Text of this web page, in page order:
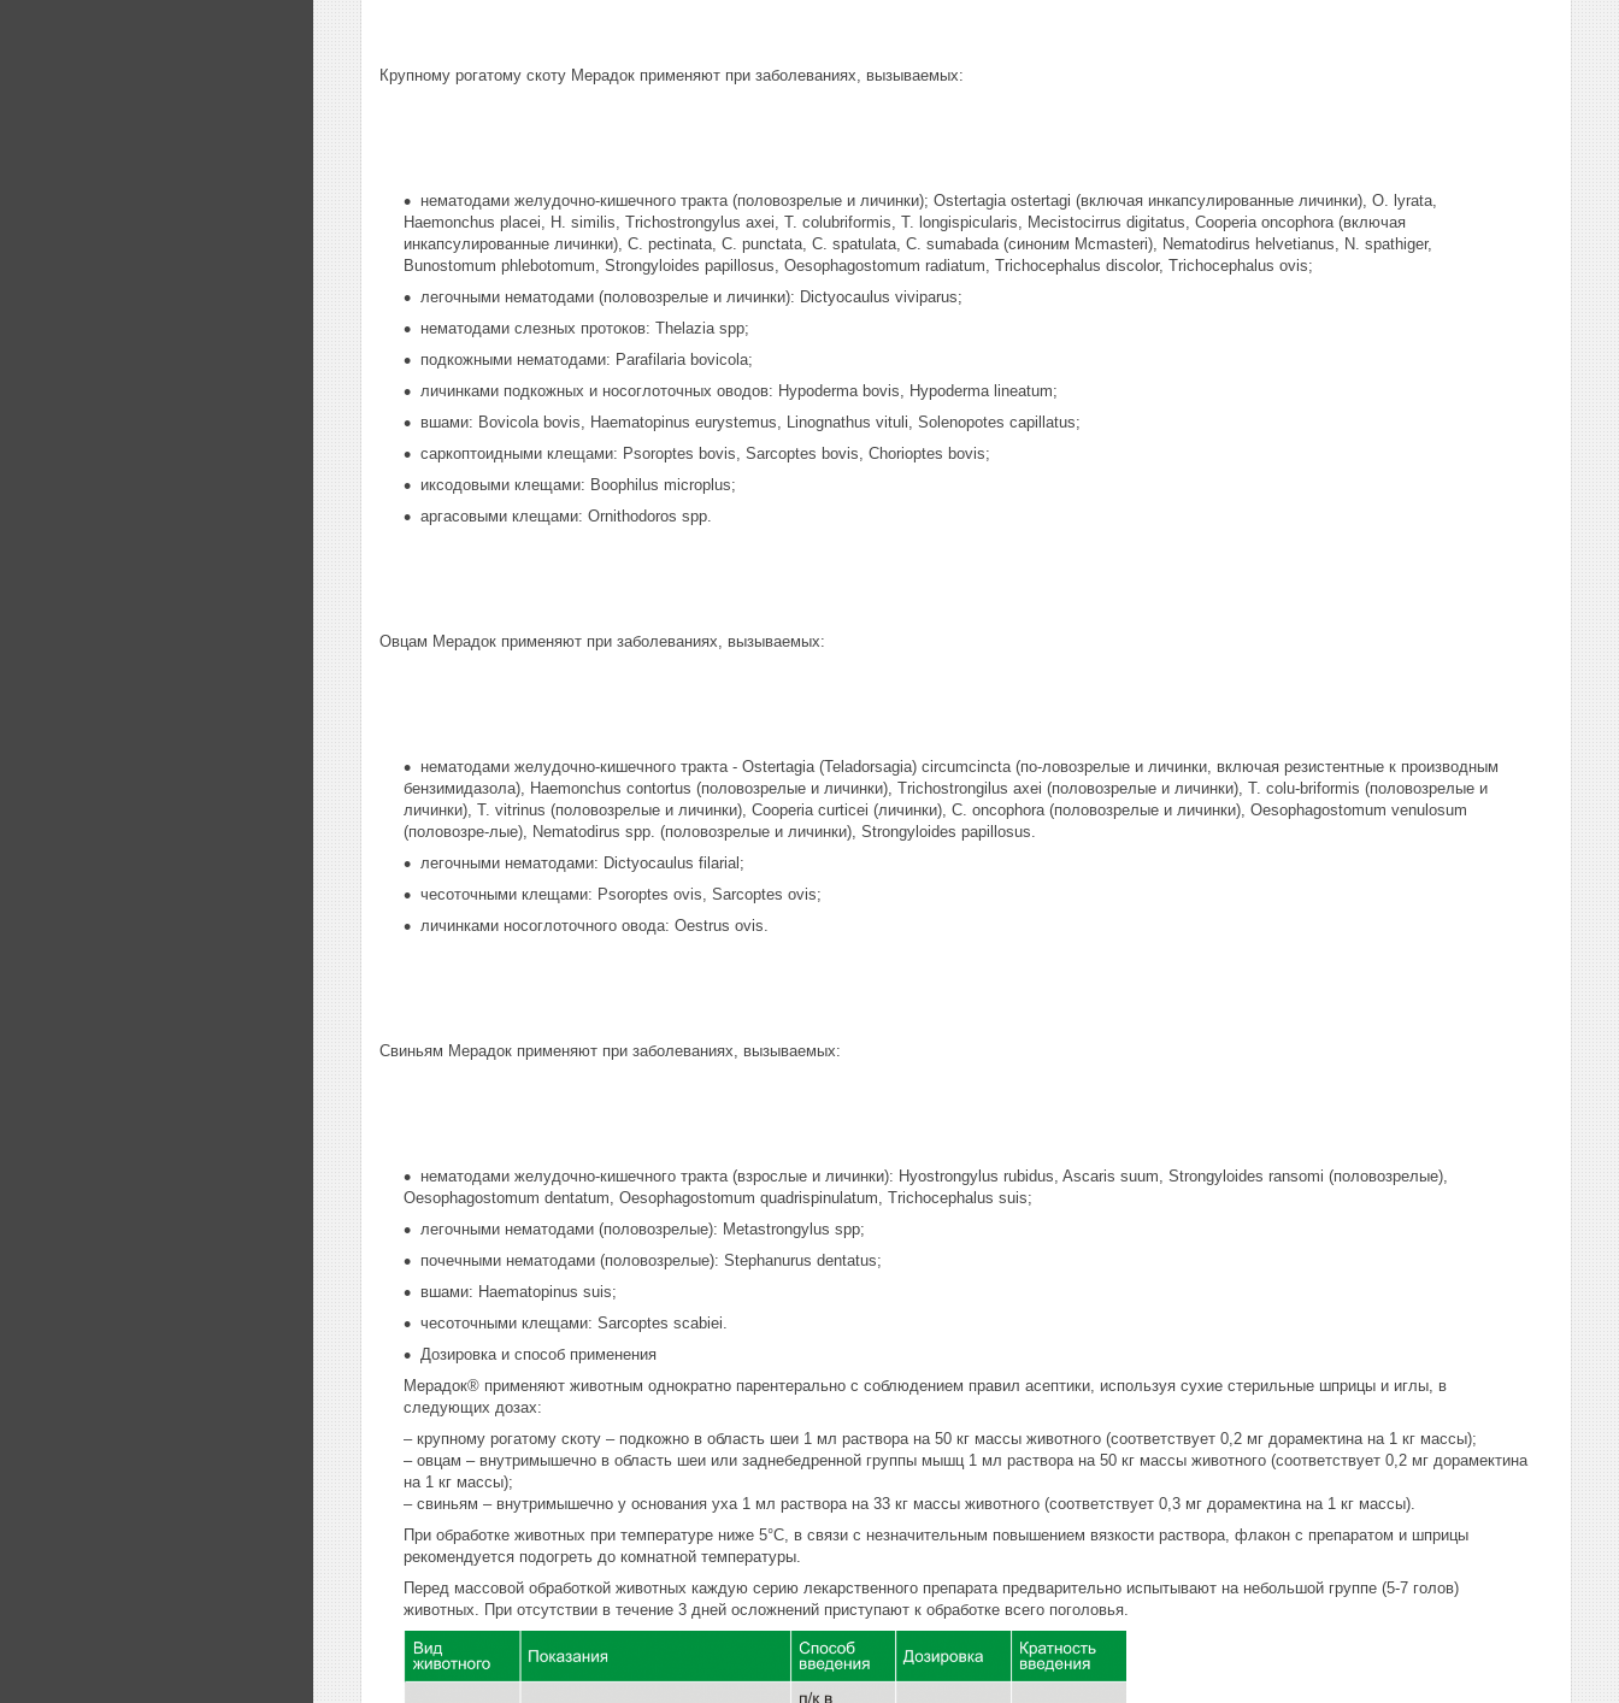
Крупному рогатому скоту Мерадок применяют при заболеваниях, вызываемых:
нематодами желудочно-кишечного тракта (половозрелые и личинки); Ostertagia ostertagi (включая инкапсулированные личинки), О. lyrata,
Haemonchus placei, H. similis, Trichostrongylus axei, T. colubriformis, T. longispicularis, Mecistocirrus digitatus, Cooperia oncophora (включая
инкапсулированные личинки), C. pectinata, C. punctata, C. spatulata, C. sumabada (синоним Мcmasteri), Nematodirus helvetianus, N. spathiger,
Bunostomum phlebotomum, Strongyloides papillosus, Oesophagostomum radiatum, Trichocephalus discolor, Trichocephalus ovis;
легочными нематодами (половозрелые и личинки): Dictyocaulus viviparus;
нематодами слезных протоков: Thelazia spp;
подкожными нематодами: Parafilaria bovicola;
личинками подкожных и носоглоточных оводов: Hypoderma bovis, Hypoderma lineatum;
вшами: Bovicola bovis, Haematopinus eurystemus, Linognathus vituli, Solenopotes capillatus;
саркоптоидными клещами: Psoroptes bovis, Sarcoptes bovis, Chorioptes bovis;
иксодовыми клещами: Boophilus microplus;
аргасовыми клещами: Ornithodoros spp.
Овцам Мерадок применяют при заболеваниях, вызываемых:
нематодами желудочно-кишечного тракта - Ostertagia (Teladorsagia) circumcincta (по-ловозрелые и личинки, включая резистентные к производным
бензимидазола), Haemonchus contortus (половозрелые и личинки), Trichostrongilus axei (половозрелые и личинки), Т. colu-briformis (половозрелые и
личинки), Т. vitrinus (половозрелые и личинки), Cooperia curticei (личинки), С. oncophora (половозрелые и личинки), Oesophagostomum venulosum
(половозре-лые), Nematodirus spp. (половозрелые и личинки), Strongyloides papillosus.
легочными нематодами: Dictyocaulus filarial;
чесоточными клещами: Psoroptes ovis, Sarcoptes ovis;
личинками носоглоточного овода: Oestrus ovis.
Свиньям Мерадок применяют при заболеваниях, вызываемых:
нематодами желудочно-кишечного тракта (взрослые и личинки): Hyostrongylus rubidus, Ascaris suum, Strongyloides ransomi (половозрелые),
Oesophagostomum dentatum, Oesophagostomum quadrispinulatum, Trichocephalus suis;
легочными нематодами (половозрелые): Metastrongylus spp;
почечными нематодами (половозрелые): Stephanurus dentatus;
вшами: Haematopinus suis;
чесоточными клещами: Sarcoptes scabiei.
Дозировка и способ применения
Мерадок® применяют животным однократно парентерально с соблюдением правил асептики, используя сухие стерильные шприцы и иглы, в
следующих дозах:
– крупному рогатому скоту – подкожно в область шеи 1 мл раствора на 50 кг массы животного (соответствует 0,2 мг дорамектина на 1 кг массы);
– овцам – внутримышечно в область шеи или заднебедренной группы мышц 1 мл раствора на 50 кг массы животного (соответствует 0,2 мг дорамектина
на 1 кг массы);
– свиньям – внутримышечно у основания уха 1 мл раствора на 33 кг массы животного (соответствует 0,3 мг дорамектина на 1 кг массы).
При обработке животных при температуре ниже 5°С, в связи с незначительным повышением вязкости раствора, флакон с препаратом и шприцы
рекомендуется подогреть до комнатной температуры.
Перед массовой обработкой животных каждую серию лекарственного препарата предварительно испытывают на небольшой группе (5-7 голов)
животных. При отсутствии в течение 3 дней осложнений приступают к обработке всего поголовья.